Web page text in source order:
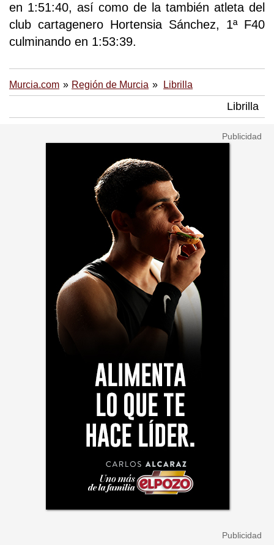
en 1:51:40, así como de la también atleta del
club cartagenero Hortensia Sánchez, 1ª F40
culminando en 1:53:39.
Murcia.com Región de Murcia Librilla
Librilla